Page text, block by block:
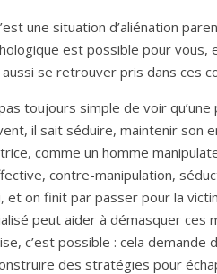
une situation d’aliénation
est possible pour vous,
se retrouver pris dans ces
toujours simple de voir qu’une
il sait séduire, maintenir son
comme un homme
contre-manipulation,
et on finit par passer pour la
peut aider à démasquer ces
c’est possible : cela demande
des stratégies pour